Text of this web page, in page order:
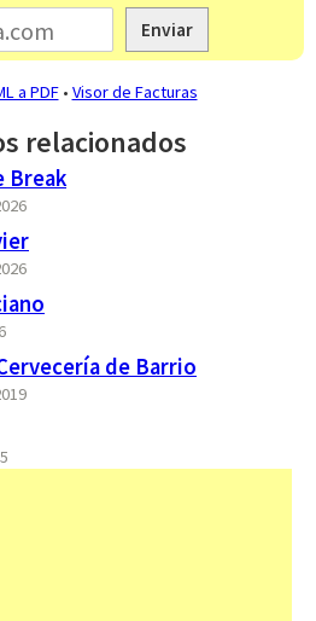
Enviar
a PDF• Visor de Facturas
relacionados
Break
de Barrio